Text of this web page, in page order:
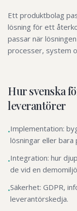
Ett produktbolag
lösning för ett
passar när
processer, system
Hur svenska
leverantörer
•Implementation:
lösningar eller
•Integration: hur
de vid en
•Säkerhet: GDPR,
leverantörskedja.